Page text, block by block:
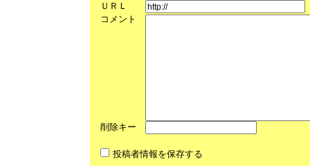
ＵＲＬ
コメント
削除キー
投稿者情報を保存する